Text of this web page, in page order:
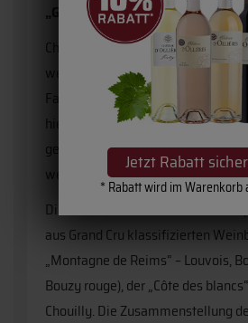
Jetzt Rabatt
* Rabatt wird im Warenkorb
„Gehen wir zu Tisch!“
Charles Mignon mit Sitz in
wenigen Champagner Häuser, das
Familienbesitz befindet. Schon von
hier Wert auf die Herstellung
gelegt. Die Tradition und das
werden von Generation zu
Die Trauben für diesen Rosé
aus Grand Cru klassifizierten
„Montagne de Reims“ – Louvois,
Bouzy rouge), der „Côte des
Chouilly. Die Zusammenstellung